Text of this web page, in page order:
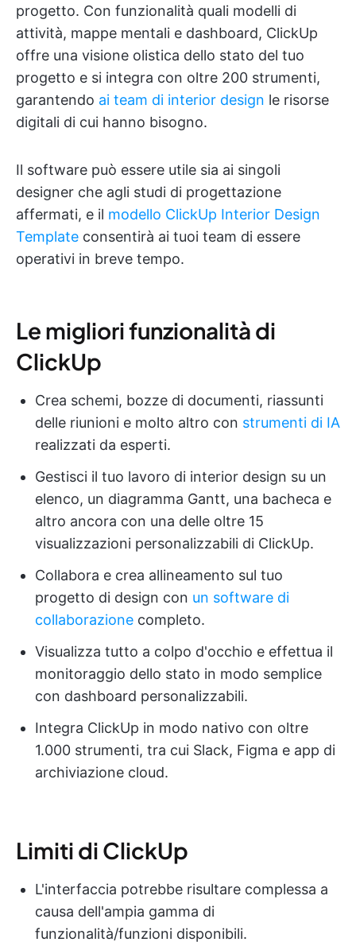
progetto. Con funzionalità quali modelli di
attività, mappe mentali e dashboard, ClickUp
offre una visione olistica dello stato del tuo
progetto e si integra con oltre 200 strumenti,
garantendo ai team di interior design le risorse
digitali di cui hanno bisogno.
Il software può essere utile sia ai singoli
designer che agli studi di progettazione
affermati, e il modello ClickUp Interior Design
Template consentirà ai tuoi team di essere
operativi in breve tempo.
Le migliori funzionalità di
ClickUp
Crea schemi, bozze di documenti, riassunti
delle riunioni e molto altro con strumenti di IA
realizzati da esperti.
Gestisci il tuo lavoro di interior design su un
elenco, un diagramma Gantt, una bacheca e
altro ancora con una delle oltre 15
visualizzazioni personalizzabili di ClickUp.
Collabora e crea allineamento sul tuo
progetto di design con un software di
collaborazione completo.
Visualizza tutto a colpo d'occhio e effettua il
monitoraggio dello stato in modo semplice
con dashboard personalizzabili.
Integra ClickUp in modo nativo con oltre
1.000 strumenti, tra cui Slack, Figma e app di
archiviazione cloud.
Limiti di ClickUp
L'interfaccia potrebbe risultare complessa a
causa dell'ampia gamma di
funzionalità/funzioni disponibili.